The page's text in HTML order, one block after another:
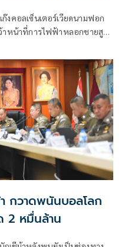
งคอลเซ็นเตอร์เวียดนามฟอก
าหน้าที่การไฟฟ้าหลอกชายสูง
กวาดพนันบอลโลก
2 หมื่นล้าน